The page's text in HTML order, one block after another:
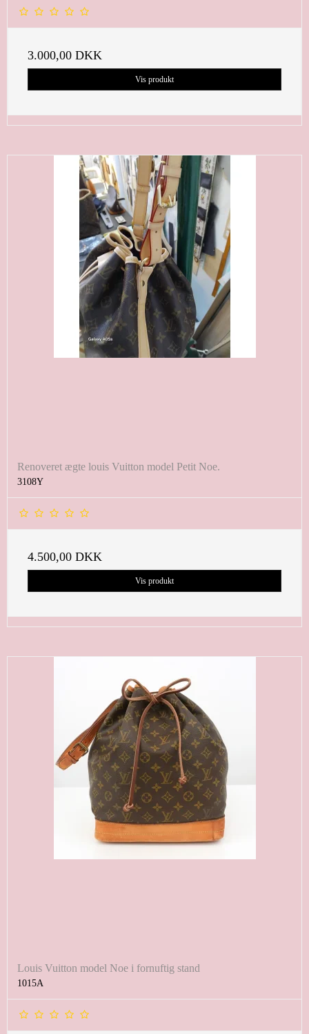
3.000,00 DKK
Vis produkt
Renoveret ægte louis Vuitton model Petit Noe.
3108Y
4.500,00 DKK
Vis produkt
Louis Vuitton model Noe i fornuftig stand
1015A